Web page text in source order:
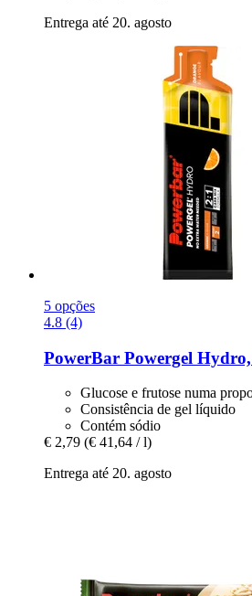
Entrega até 20. agosto
5 opções
4.8 (4)
PowerBar Powergel
Glucose e frutose numa
Consistência de gel líquido
Contém sódio
€ 2,79 (€ 41,64 / l)
Entrega até 20. agosto